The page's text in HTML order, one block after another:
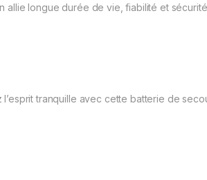
allie longue durée de vie, fiabilité et
tranquille avec cette batterie de